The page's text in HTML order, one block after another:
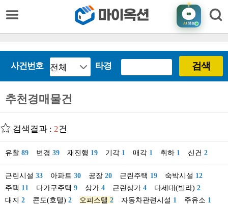
AI챗봇
사건번호 타경 검색
추천경매물건
검색결과 : 2건
유찰 89 변경 39 재진행 19 기각 1 매각 1 취하 1 신건 2
근린시설 33 아파트 30 공장 20 근린주택 19 숙박시설 12
주택 11 다가구주택 9 상가 4 근린상가 4 다세대(빌라) 2
대지 2 콘도(호텔) 2 오피스텔 2 자동차관련시설 1 주유소 1